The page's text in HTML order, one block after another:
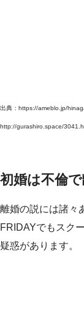
出典：https://ameblo.jp/
http://gurashiro.space/
初婚は不倫で
離婚の説には諸々
FRIDAYでもスク
疑惑があります。